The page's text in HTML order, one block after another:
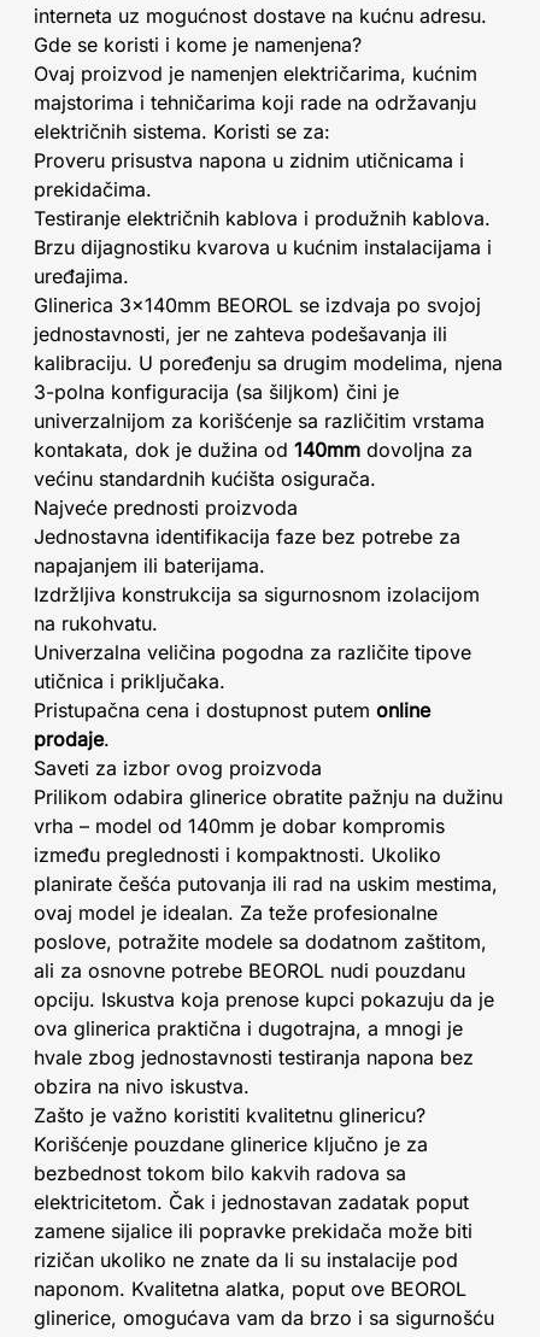
interneta uz mogućnost dostave na kućnu adresu.
Gde se koristi i kome je namenjena?
Ovaj proizvod je namenjen električarima, kućnim
majstorima i tehničarima koji rade na održavanju
električnih sistema. Koristi se za:
Proveru prisustva napona u zidnim utičnicama i
prekidačima.
Testiranje električnih kablova i produžnih kablova.
Brzu dijagnostiku kvarova u kućnim instalacijama i
uređajima.
Glinerica 3x140mm BEOROL se izdvaja po svojoj
jednostavnosti, jer ne zahteva podešavanja ili
kalibraciju. U poređenju sa drugim modelima, njena
3-polna konfiguracija (sa šiljkom) čini je
univerzalnijom za korišćenje sa različitim vrstama
kontakata, dok je dužina od 140mm dovoljna za
većinu standardnih kućišta osigurača.
Najveće prednosti proizvoda
Jednostavna identifikacija faze bez potrebe za
napajanjem ili baterijama.
Izdržljiva konstrukcija sa sigurnosnom izolacijom
na rukohvatu.
Univerzalna veličina pogodna za različite tipove
utičnica i priključaka.
Pristupačna cena i dostupnost putem online
prodaje.
Saveti za izbor ovog proizvoda
Prilikom odabira glinerice obratite pažnju na dužinu
vrha – model od 140mm je dobar kompromis
između preglednosti i kompaktnosti. Ukoliko
planirate češća putovanja ili rad na uskim mestima,
ovaj model je idealan. Za teže profesionalne
poslove, potražite modele sa dodatnom zaštitom,
ali za osnovne potrebe BEOROL nudi pouzdanu
opciju. Iskustva koja prenose kupci pokazuju da je
ova glinerica praktična i dugotrajna, a mnogi je
hvale zbog jednostavnosti testiranja napona bez
obzira na nivo iskustva.
Zašto je važno koristiti kvalitetnu glinericu?
Korišćenje pouzdane glinerice ključno je za
bezbednost tokom bilo kakvih radova sa
elektricitetom. Čak i jednostavan zadatak poput
zamene sijalice ili popravke prekidača može biti
rizičan ukoliko ne znate da li su instalacije pod
naponom. Kvalitetna alatka, poput ove BEOROL
glinerice, omogućava vam da brzo i sa sigurnošću